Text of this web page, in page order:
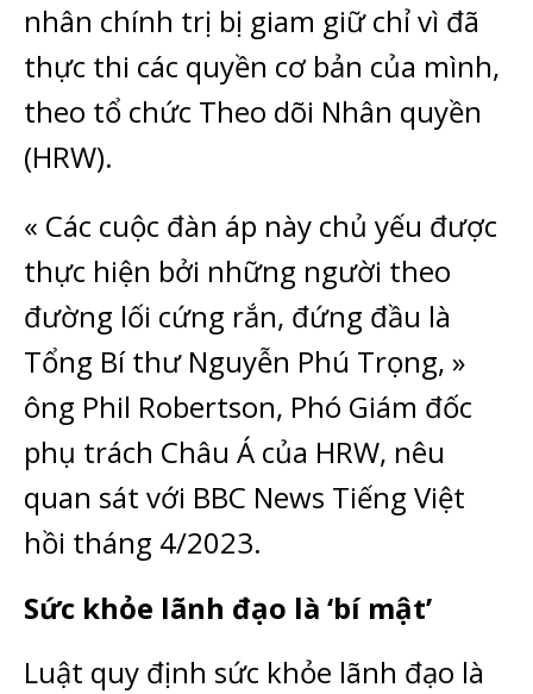
nhân chính trị bị giam giữ chỉ vì đã
thực thi các quyền cơ bản của mình,
theo tổ chức Theo dõi Nhân quyền
(HRW).
« Các cuộc đàn áp này chủ yếu được
thực hiện bởi những người theo
đường lối cứng rắn, đứng đầu là
Tổng Bí thư Nguyễn Phú Trọng, »
ông Phil Robertson, Phó Giám đốc
phụ trách Châu Á của HRW, nêu
quan sát với BBC News Tiếng Việt
hồi tháng 4/2023.
Sức khỏe lãnh đạo là ‘bí mật’
Luật quy định sức khỏe lãnh đạo là